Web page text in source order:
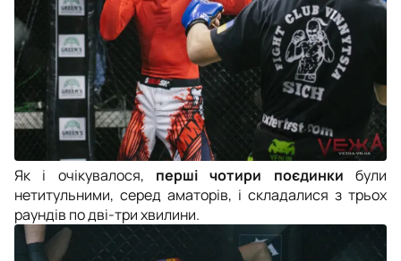
Як і очікувалося, перші чотири поєдинки були
нетитульними, серед аматорів, і складалися з трьох
раундів по дві-три хвилини.